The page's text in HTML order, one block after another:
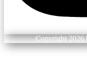
Copyright 2026